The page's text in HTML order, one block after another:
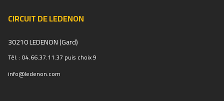
CIRCUIT DE LEDENON
30210 LEDENON (Gard)
Tél. : 04.66.37.11.37 puis choix 9
info@ledenon.com